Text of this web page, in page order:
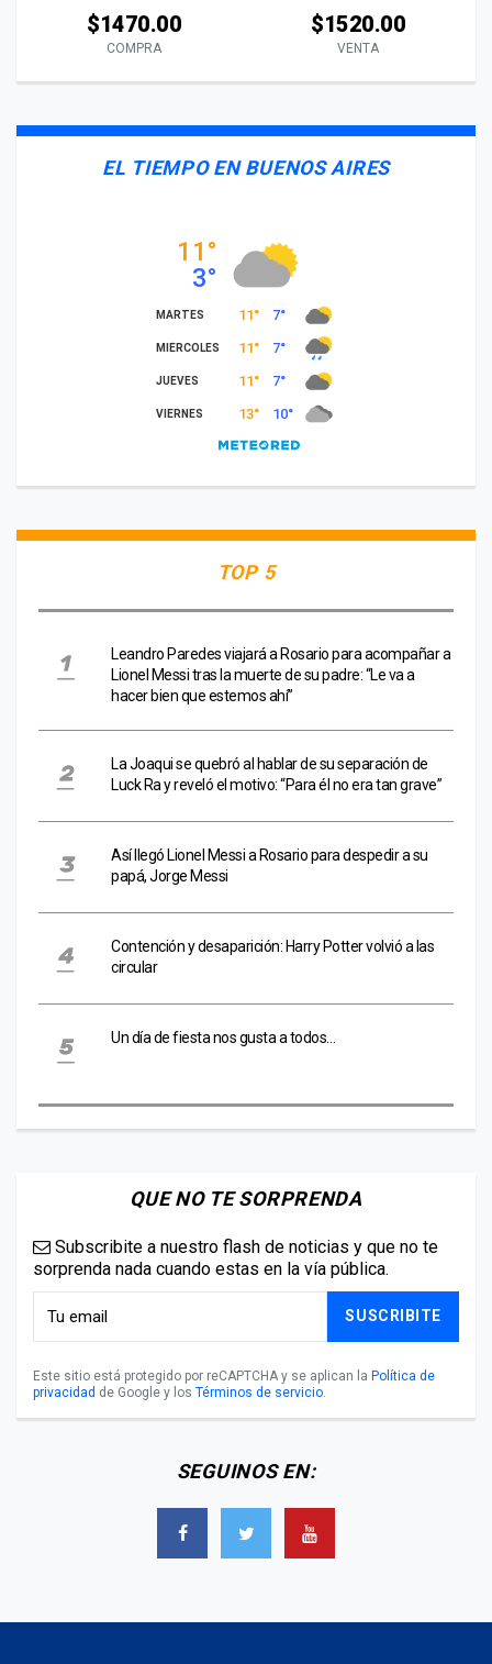
$1470.00
COMPRA
$1520.00
VENTA
EL TIEMPO EN BUENOS AIRES
TOP 5
Leandro Paredes viajará a Rosario para acompañar a
Lionel Messi tras la muerte de su padre: “Le va a
hacer bien que estemos ahí”
La Joaqui se quebró al hablar de su separación de
Luck Ra y reveló el motivo: “Para él no era tan grave”
Así llegó Lionel Messi a Rosario para despedir a su
papá, Jorge Messi
Contención y desaparición: Harry Potter volvió a las
circular
Un día de fiesta nos gusta a todos…
QUE NO TE SORPRENDA
Subscribite a nuestro flash de noticias y que no te
sorprenda nada cuando estas en la vía pública.
SUSCRIBITE
Este sitio está protegido por reCAPTCHA y se aplican la Política de
privacidad de Google y los Términos de servicio.
SEGUINOS EN: